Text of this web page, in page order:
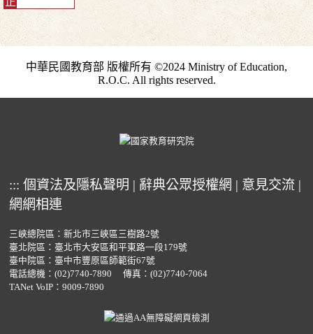
中華民國教育部 版權所有 ©2024 Ministry of Education,
R.O.C. All rights reserved.
::: 個資法及隱私聲明 | 辭典公眾授權網 | 意見交流 |
網網相連
三峽總院區：新北市三峽區三樹路2號
臺北院區：臺北市大安區和平東路一段179號
臺中院區：臺中市豐原區師範街67號
電話總機： (02)7740-7890
傳真：(02)7740-7064
TANet VoIP：9009-7890